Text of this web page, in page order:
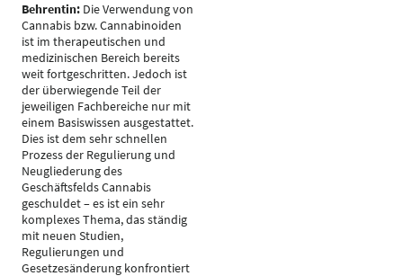
Behrentin: Die Verwendung von
Cannabis bzw. Cannabinoiden
ist im therapeutischen und
medizinischen Bereich bereits
weit fortgeschritten. Jedoch ist
der überwiegende Teil der
jeweiligen Fachbereiche nur mit
einem Basiswissen ausgestattet.
Dies ist dem sehr schnellen
Prozess der Regulierung und
Neugliederung des
Geschäftsfelds Cannabis
geschuldet – es ist ein sehr
komplexes Thema, das ständig
mit neuen Studien,
Regulierungen und
Gesetzesänderung konfrontiert